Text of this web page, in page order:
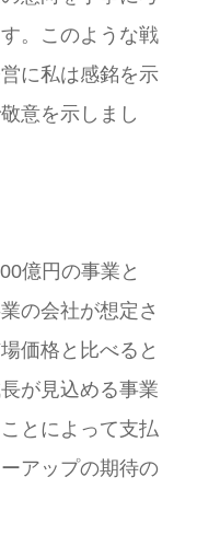
。このような戦
に私は感銘を示
意を示しまし
億円の事業と
の会社が想定さ
価格と比べると
が見込める事業
とによって支払
アップの期待の